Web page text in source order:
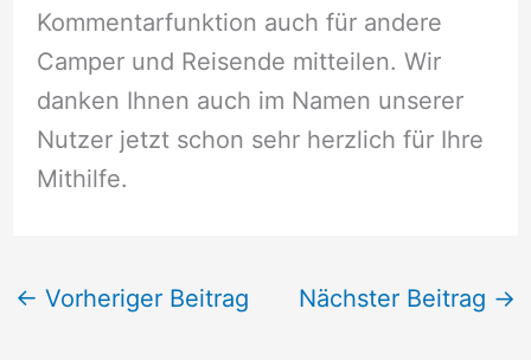
Kommentarfunktion auch für andere
Camper und Reisende mitteilen. Wir
danken Ihnen auch im Namen unserer
Nutzer jetzt schon sehr herzlich für Ihre
Mithilfe.
← Vorheriger Beitrag Nächster Beitrag →